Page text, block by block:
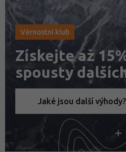
Věrnostní klub
Získejte až
spousty
Jaké jsou další výhody?